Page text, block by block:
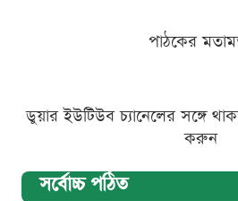
পাঠকের
ডুয়ার ইউটিউব চ্যানেলের সঙ্গে
করুন
সর্বোচ্চ পঠিত